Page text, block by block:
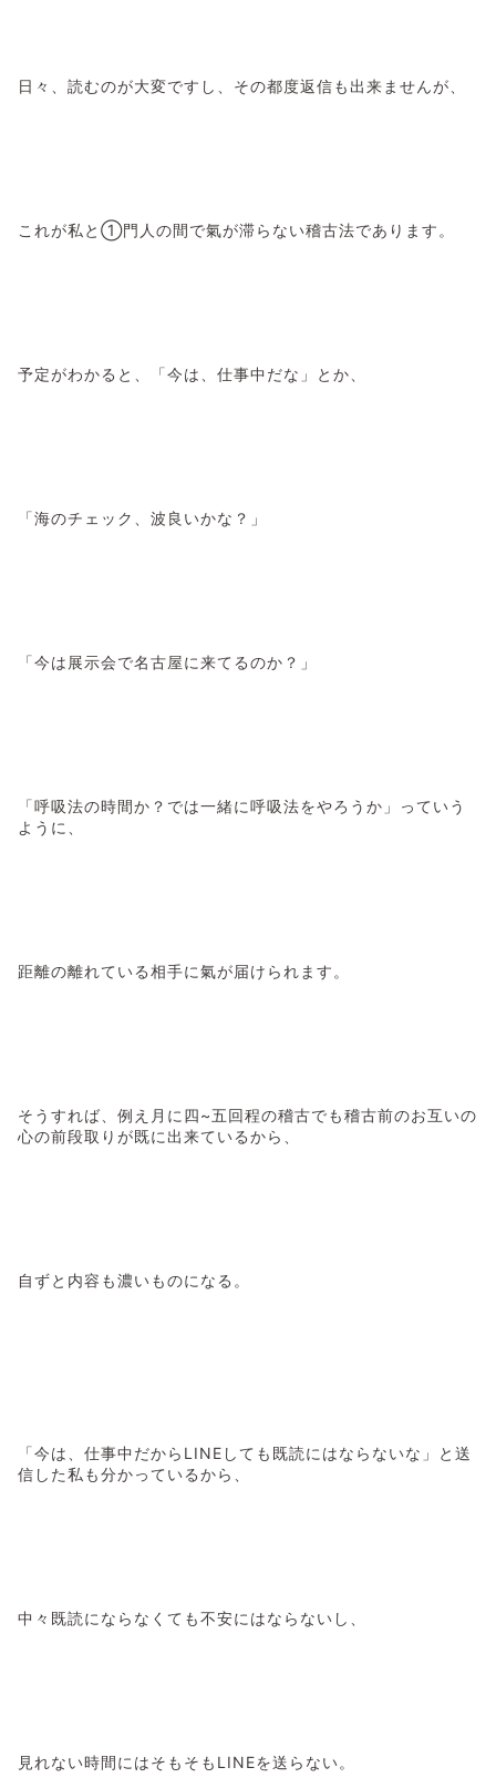
日々、読むのが大変ですし、その都度返信も出来ませんが、
これが私と①門人の間で氣が滞らない稽古法であります。
予定がわかると、「今は、仕事中だな」とか、
「海のチェック、波良いかな？」
「今は展示会で名古屋に来てるのか？」
「呼吸法の時間か？では一緒に呼吸法をやろうか」っていう
ように、
距離の離れている相手に氣が届けられます。
そうすれば、例え月に四~五回程の稽古でも稽古前のお互いの
心の前段取りが既に出来ているから、
自ずと内容も濃いものになる。
「今は、仕事中だからLINEしても既読にはならないな」と送
信した私も分かっているから、
中々既読にならなくても不安にはならないし、
見れない時間にはそもそもLINEを送らない。